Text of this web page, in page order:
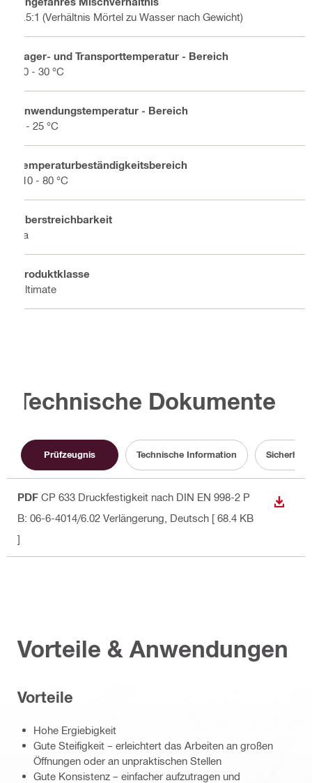
4.5:1 (Verhältnis Mörtel zu Wasser nach Gewicht)
Lager- und Transporttemperatur - Bereich
10 - 30 °C
Anwendungstemperatur - Bereich
5 - 25 °C
Temperaturbeständigkeitsbereich
-10 - 80 °C
Überstreichbarkeit
Ja
Produktklasse
Ultimate
Technische Dokumente
Prüfzeugnis Technische Information
PDF CP 633 Druckfestigkeit nach DIN EN 998-2 P
B: 06-6-4014/6.02 Verlängerung , Deutsch [ 68.4 KB
]
Vorteile & Anwendungen
Vorteile
Hohe Ergiebigkeit
Gute Steifigkeit – erleichtert das Arbeiten an großen
Öffnungen oder an unpraktischen Stellen
Gute Konsistenz – einfacher aufzutragen und